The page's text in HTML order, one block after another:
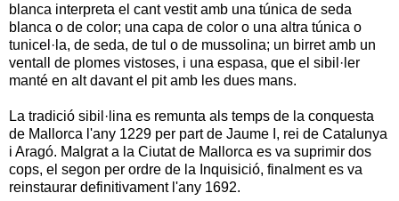
blanca interpreta el cant vestit amb una túnica de seda
blanca o de color; una capa de color o una altra túnica o
tunicel·la, de seda, de tul o de mussolina; un birret amb un
ventall de plomes vistoses, i una espasa, que el sibil·ler
manté en alt davant el pit amb les dues mans.
La tradició sibil·lina es remunta als temps de la conquesta
de Mallorca l'any 1229 per part de Jaume I, rei de Catalunya
i Aragó. Malgrat a la Ciutat de Mallorca es va suprimir dos
cops, el segon per ordre de la Inquisició, finalment es va
reinstaurar definitivament l'any 1692.